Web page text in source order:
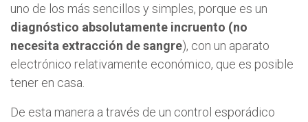
uno de los más sencillos y simples, porque es un
diagnóstico absolutamente incruento (no
necesita extracción de sangre), con un aparato
electrónico relativamente económico, que es posible
tener en casa.
De esta manera a través de un control esporádico